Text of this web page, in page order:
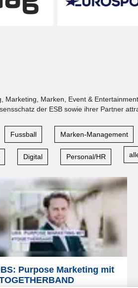
Marken, Event &
der ESB sowie ihrer Partner
Fussball Marken-Management
Digital Personal/HR
Purpose Marketing mit